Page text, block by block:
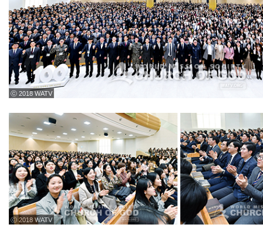
ⓒ 2018 WATV
ⓒ 2018 WATV